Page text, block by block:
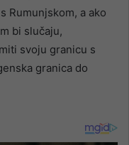
Rumunjskom, a ako
bi slučaju,
svoju granicu s
granica do